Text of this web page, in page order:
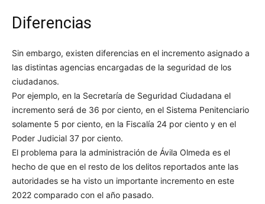
Diferencias
Sin embargo, existen diferencias en el incremento asignado a
las distintas agencias encargadas de la seguridad de los
ciudadanos.
Por ejemplo, en la Secretaría de Seguridad Ciudadana el
incremento será de 36 por ciento, en el Sistema Penitenciario
solamente 5 por ciento, en la Fiscalía 24 por ciento y en el
Poder Judicial 37 por ciento.
El problema para la administración de Ávila Olmeda es el
hecho de que en el resto de los delitos reportados ante las
autoridades se ha visto un importante incremento en este
2022 comparado con el año pasado.